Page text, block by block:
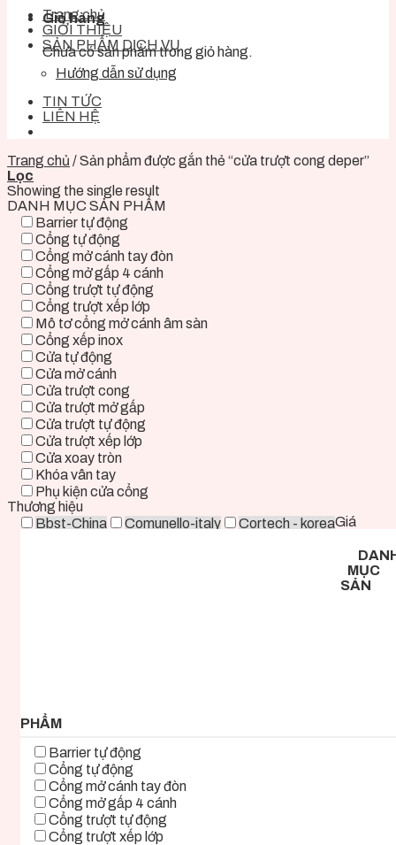
Giỏ hàng
Chưa có sản phẩm trong giỏ hàng.
Trang chủ
GIỚI THIỆU
SẢN PHẨM DỊCH VỤ
Hướng dẫn sử dụng
TIN TỨC
LIÊN HỆ
Trang chủ /Sản phẩm được gắn thẻ “cửa trượt cong deper”
Lọc
Showing the single result
DANH MỤC SẢN PHẨM
Barrier tự động
Cổng tự động
Cổng mở cánh tay đòn
Cổng mở gấp 4 cánh
Cổng trượt tự động
Cổng trượt xếp lớp
Mô tơ cổng mở cánh âm sàn
Cổng xếp inox
Cửa tự động
Cửa mở cánh
Cửa trượt cong
Cửa trượt mở gấp
Cửa trượt tự động
Cửa trượt xếp lớp
Cửa xoay tròn
Khóa vân tay
Phụ kiện cửa cổng
Thương hiệu
Bbst-China
Comunello-italy
Cortech - koreaGiá
MỤC
SẢN
PHẨM
Barrier tự động
Cổng tự động
Cổng mở cánh tay đòn
Cổng mở gấp 4 cánh
Cổng trượt tự động
Cổng trượt xếp lớp